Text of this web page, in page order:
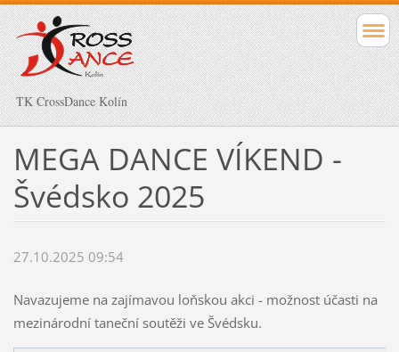
TK CrossDance Kolín
MEGA DANCE VÍKEND -
Švédsko 2025
27.10.2025 09:54
Navazujeme na zajímavou loňskou akci - možnost účasti na
mezinárodní taneční soutěži ve Švédsku.